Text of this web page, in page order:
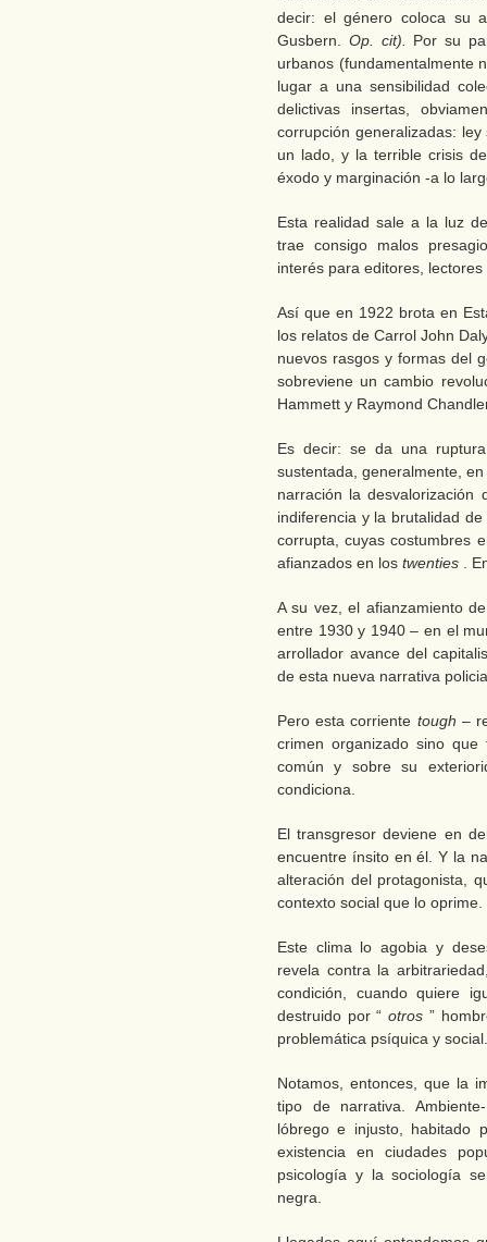
decir: el género coloca su
Gusbern. Op. cit). Por su
urbanos (fundamentalmente
lugar a una sensibilidad
delictivas insertas,
corrupción generalizadas:
un lado, y la terrible crisis
éxodo y marginación -a lo
Esta realidad sale a la luz
trae consigo malos
interés para editores,
Así que en 1922 brota en
los relatos de Carrol John
nuevos rasgos y formas del
sobreviene un cambio
Hammett y Raymond
Es decir: se da una
sustentada, generalmente,
narración la desvalorización
indiferencia y la brutalidad
corrupta, cuyas costumbres
afianzados en los twenties .
A su vez, el afianzamiento
entre 1930 y 1940 – en el
arrollador avance del
de esta nueva narrativa
Pero esta corriente tough –
crimen organizado sino
común y sobre su
condiciona.
El transgresor deviene en
encuentre ínsito en él. Y la
alteración del protagonista,
contexto social que lo oprime.
Este clima lo agobia y
revela contra la
condición, cuando quiere
destruido por “otros ”
problemática psíquica y social.
Notamos, entonces, que la
tipo de narrativa.
lóbrego e injusto, habitado
existencia en ciudades
psicología y la sociología
negra.